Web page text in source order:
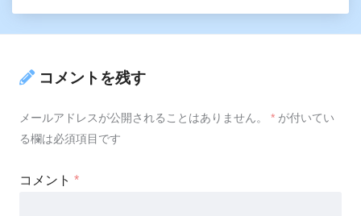
コメントを残す
メールアドレスが公開されることはありません。 * が付いてい
る欄は必須項目です
コメント *